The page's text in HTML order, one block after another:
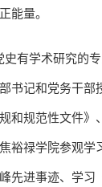
能量。
史有学术研究的
书记和党务干部
和规范性文件》
裕禄学院参观学
先进事迹、学习